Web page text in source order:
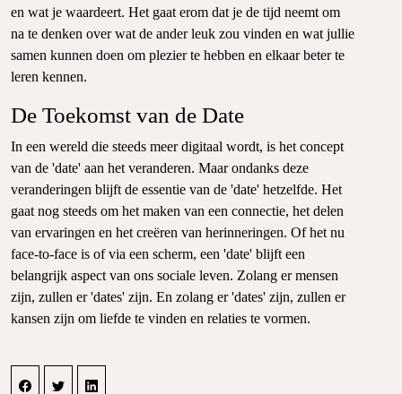
en wat je waardeert. Het gaat erom dat je de tijd neemt om
na te denken over wat de ander leuk zou vinden en wat jullie
samen kunnen doen om plezier te hebben en elkaar beter te
leren kennen.
De Toekomst van de Date
In een wereld die steeds meer digitaal wordt, is het concept
van de 'date' aan het veranderen. Maar ondanks deze
veranderingen blijft de essentie van de 'date' hetzelfde. Het
gaat nog steeds om het maken van een connectie, het delen
van ervaringen en het creëren van herinneringen. Of het nu
face-to-face is of via een scherm, een 'date' blijft een
belangrijk aspect van ons sociale leven. Zolang er mensen
zijn, zullen er 'dates' zijn. En zolang er 'dates' zijn, zullen er
kansen zijn om liefde te vinden en relaties te vormen.